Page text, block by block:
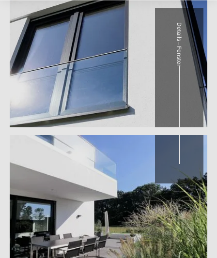
Details – Fenster
Überdachte Terrasse